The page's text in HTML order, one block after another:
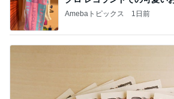
Amebaトピックス 1日前